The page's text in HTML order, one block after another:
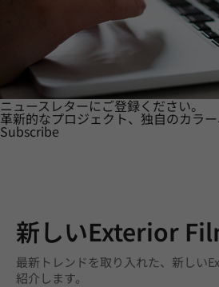
ニュースレターにご登録ください。
革新的なプロジェクト、独自のカラ
Subscribe
新しいExterior
最新トレンドを取り入れた、新しい
紹介します。